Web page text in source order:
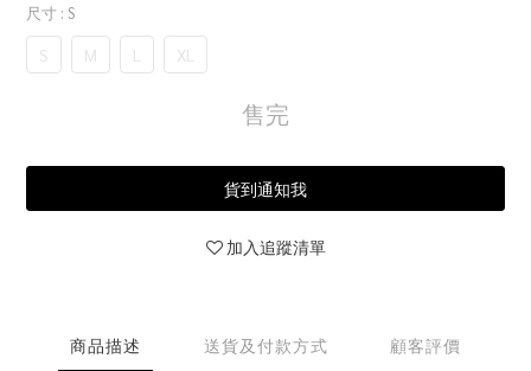
尺寸 : S
S M L XL
售完
貨到通知我
加入追蹤清單
商品描述 送貨及付款方式 顧客評價